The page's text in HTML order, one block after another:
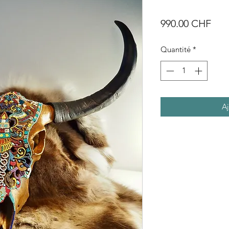
990.00 CHFPrix
Quantité *